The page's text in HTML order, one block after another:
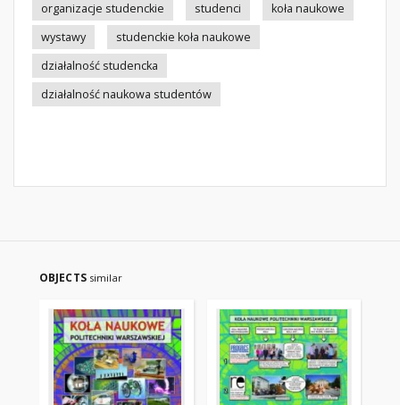
organizacje studenckie
studenci
koła naukowe
wystawy
studenckie koła naukowe
działalność studencka
działalność naukowa studentów
OBJECTS similar